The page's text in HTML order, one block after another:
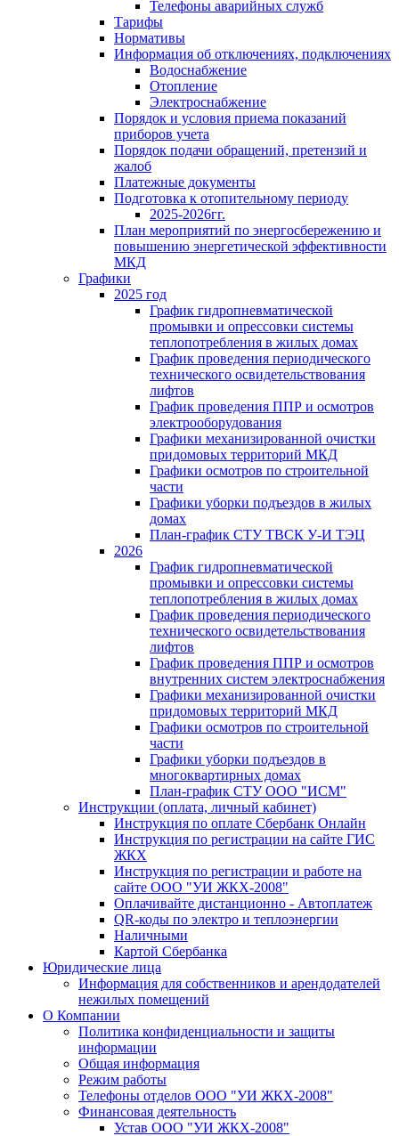
Телефоны аварийных служб
Тарифы
Нормативы
Информация об отключениях, подключениях
Водоснабжение
Отопление
Электроснабжение
Порядок и условия приема показаний
приборов учета
Порядок подачи обращений, претензий и
жалоб
Платежные документы
Подготовка к отопительному периоду
2025-2026гг.
План мероприятий по энергосбережению и
повышению энергетической эффективности
МКД
Графики
2025 год
График гидропневматической
промывки и опрессовки системы
теплопотребления в жилых домах
График проведения периодического
технического освидетельствования
лифтов
График проведения ППР и осмотров
электрооборудования
Графики механизированной очистки
придомовых территорий МКД
Графики осмотров по строительной
части
Графики уборки подъездов в жилых
домах
План-график СТУ ТВСК У-И ТЭЦ
2026
График гидропневматической
промывки и опрессовки системы
теплопотребления в жилых домах
График проведения периодического
технического освидетельствования
лифтов
График проведения ППР и осмотров
внутренних систем электроснабжения
Графики механизированной очистки
придомовых территорий МКД
Графики осмотров по строительной
части
Графики уборки подъездов в
многоквартирных домах
План-график СТУ ООО "ИСМ"
Инструкции (оплата, личный кабинет)
Инструкция по оплате Сбербанк Онлайн
Инструкция по регистрации на сайте ГИС
ЖКХ
Инструкция по регистрации и работе на
сайте ООО "УИ ЖКХ-2008"
Оплачивайте дистанционно - Автоплатеж
QR-коды по электро и теплоэнергии
Наличными
Картой Сбербанка
Юридические лица
Информация для собственников и арендодателей
нежилых помещений
О Компании
Политика конфиденциальности и защиты
информации
Общая информация
Режим работы
Телефоны отделов ООО "УИ ЖКХ-2008"
Финансовая деятельность
Устав ООО "УИ ЖКХ-2008"